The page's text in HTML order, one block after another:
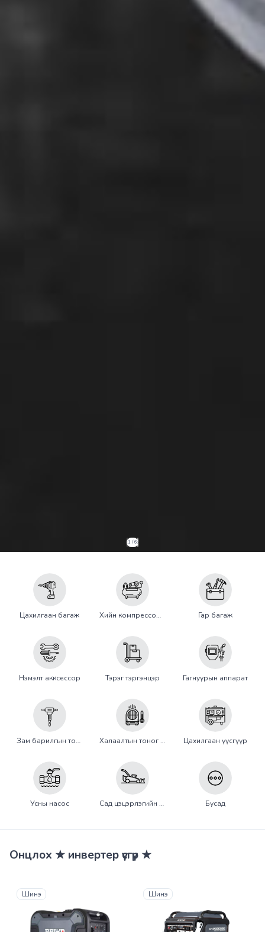
1 /6
Цахилгаан багаж Хийн компрессор, багаж Гар багаж
Нэмэлт акксессор Тэрэг тэргэнцэр Гагнуурын аппарат
Зам барилгын тоног төхөөрөмж Халаалтын тоног төхөөрөмж Цахилгаан үүсгүүр
Усны насос Сад цэцэрлэгийн тоног төхөөрөмж Бусад
Онцлох ★ инвертер үүсгүүр ★
Шинэ Шинэ